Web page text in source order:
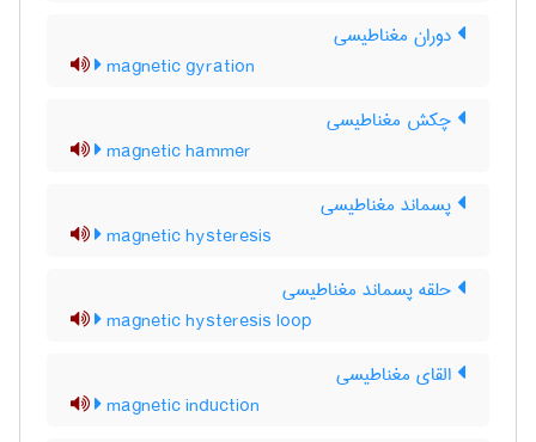
دوران مغناطیسی
magnetic gyration
چکش مغناطیسی
magnetic hammer
پسماند مغناطیسی
magnetic hysteresis
حلقه پسماند مغناطیسی
magnetic hysteresis loop
القای مغناطیسی
magnetic induction